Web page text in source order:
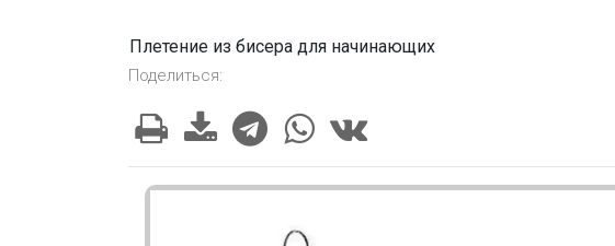
Плетение из бисера для начинающих
Поделиться: